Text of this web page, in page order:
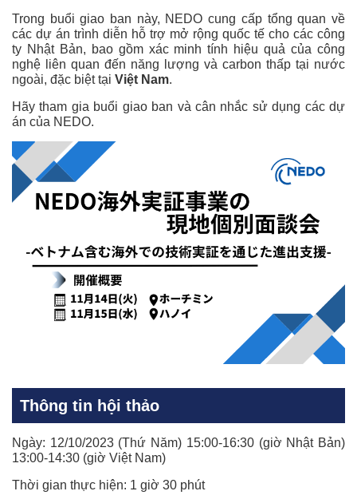
Trong buổi giao ban này, NEDO cung cấp tổng quan về
các dự án trình diễn hỗ trợ mở rộng quốc tế cho các công
ty Nhật Bản, bao gồm xác minh tính hiệu quả của công
nghệ liên quan đến năng lượng và carbon thấp tại nước
ngoài, đặc biệt tại Việt Nam.
Hãy tham gia buổi giao ban và cân nhắc sử dụng các dự
án của NEDO.
Thông tin hội thảo
Ngày: 12/10/2023 (Thứ Năm) 15:00-16:30 (giờ Nhật Bản)
13:00-14:30 (giờ Việt Nam)
Thời gian thực hiện: 1 giờ 30 phút